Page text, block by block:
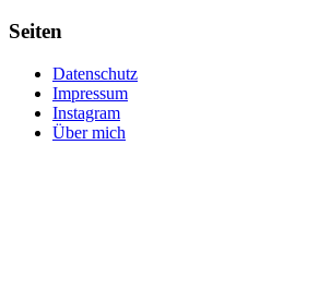
Seiten
Datenschutz
Impressum
Instagram
Über mich